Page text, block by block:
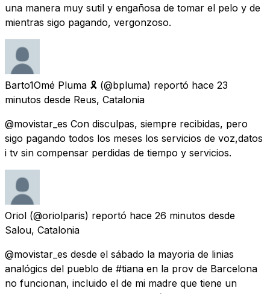
una manera muy sutil y engañosa de tomar el pelo y de
mientras sigo pagando, vergonzoso.
Barto1Omé Pluma 🎗 (@bpluma) reportó hace 23
minutos desde Reus, Catalonia
@movistar_es Con disculpas, siempre recibidas, pero
sigo pagando todos los meses los servicios de voz,datos
i tv sin compensar perdidas de tiempo y servicios.
Oriol (@oriolparis) reportó hace 26 minutos desde
Salou, Catalonia
@movistar_es desde el sábado la mayoria de linias
analógics del pueblo de #tiana en la prov de Barcelona
no funcionan, incluido el de mi madre que tiene un